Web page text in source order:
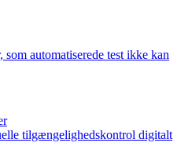
automatiserede test ikke kan
tilgængelighedskontrol digitalt